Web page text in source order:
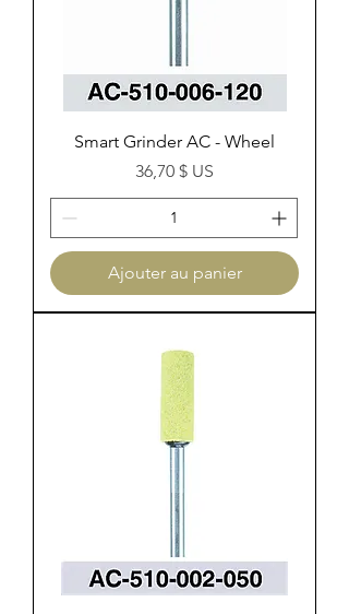
Smart Grinder AC - Wheel
Prix
36,70 $ US
Ajouter au panier